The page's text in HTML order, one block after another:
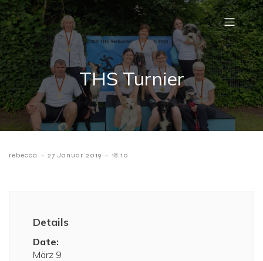
THS Turnier
rebecca - 27 Januar 2019 - 18:10
Details
Date:
März 9